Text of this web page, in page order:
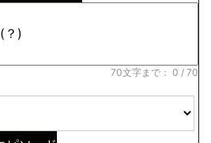
70文字まで： 0 / 70